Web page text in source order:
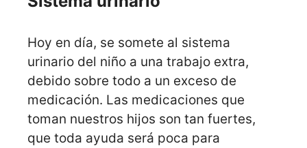
Hoy en día, se somete al sistema
urinario del niño a una trabajo extra,
debido sobre todo a un exceso de
medicación. Las medicaciones que
toman nuestros hijos son tan fuertes,
que toda ayuda será poca para